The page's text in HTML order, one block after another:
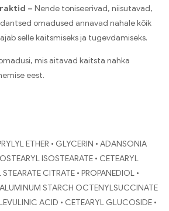
– Nende toniseerivad, niisutavad,
omadused annavad nahale kõik
selle kaitsmiseks ja tugevdamiseks.
mis aitavad kaitsta nahka
eest.
ETHER • GLYCERIN • ADANSONIA
ISOSTEARATE • CETEARYL
CITRATE • PROPANEDIOL •
STARCH OCTENYLSUCCINATE
ACID • CETEARYL GLUCOSIDE •